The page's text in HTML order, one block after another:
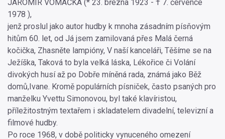
JAROMÍR VOMÁČKA (* 23. března 1923 - † 7. července
1978 ),
jenž proslul jako autor hudby k mnoha zásadním písňovým
hitům 60. let, od Já jsem zamilovaná přes Malá černá
kočička, Zhasněte lampióny, V naší kanceláři, Těšíme se na
Ježíška, Taková to byla velká láska, Lékořice či Volání
divokých husí až po Dobře míněná rada, známá jako Běž
domů,Ivane. Kromě populárních písniček, často psaných pro
manželku Yvettu Simonovou, byl také klavíristou,
příležitostným textařem i skladatelem divadelní, televizní a
filmové hudby.
Po roce 1968, v době politicky vynuceného omezení